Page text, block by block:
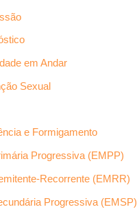
em Andar
Sexual
e Formigamento
Progressiva (EMPP)
Recorrente (EMRR)
Progressiva (EMSP)